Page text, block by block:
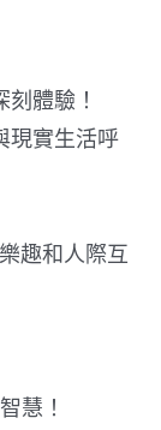
體驗！
現實生活呼
趣和人際互
慧！